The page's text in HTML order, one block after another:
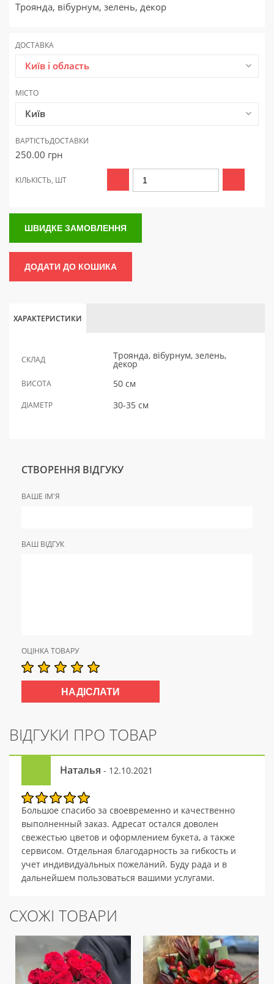
Троянда, вібурнум, зелень, декор
ДОСТАВКА
Київ і область
МІСТО
Київ
ВАРТІСТЬДОСТАВКИ
250.00 грн
КІЛЬКІСТЬ, ШТ
ШВИДКЕ ЗАМОВЛЕННЯ
ДОДАТИ ДО КОШИКА
ХАРАКТЕРИСТИКИ
СКЛАД Троянда, вібурнум, зелень,
декор
ВИСОТА 50 см
ДІАМЕТР 30-35 см
СТВОРЕННЯ ВІДГУКУ
ВАШЕ ІМ'Я
ВАШ ВІДГУК
ОЦІНКА ТОВАРУ
ВІДГУКИ ПРО ТОВАР
Наталья - 12.10.2021
Большое спасибо за своевременно и качественно
выполненный заказ. Адресат остался доволен
свежестью цветов и оформлением букета, а также
сервисом. Отдельная благодарность за гибкость и
учет индивидуальных пожеланий. Буду рада и в
дальнейшем пользоваться вашими услугами.
СХОЖІ ТОВАРИ